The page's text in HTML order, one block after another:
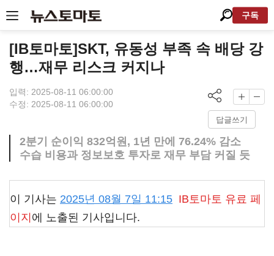
구독
[IB토마토]SKT, 유동성 부족 속 배당 강
행…재무 리스크 커지나
입력: 2025-08-11 06:00:00
수정: 2025-08-11 06:00:00
답글쓰기
2분기 순이익 832억원, 1년 만에 76.24% 감소
수습 비용과 정보보호 투자로 재무 부담 커질 듯
이 기사는 2025년 08월 7일 11:15 IB토마토 유료 페
이지 에 노출된 기사입니다.